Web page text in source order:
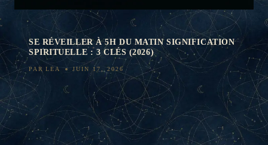
SE RÉVEILLER À 5H DU MATIN SIGNIFICATION
SPIRITUELLE : 3 CLÉS (2026)
PAR LEA JUIN 17, 2026